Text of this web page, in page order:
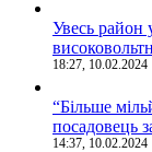
Увесь район
18:27, 10.02.2024
“Більше
посадовець
14:37, 10.02.2024